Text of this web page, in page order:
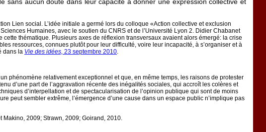
Lien social. L’idée initiale a germé lors du colloque «Action collective et exclusion
Humaines, avec le soutien du CNRS et de l’Université Lyon 2. Didier Chabanet
thématique. Plusieurs axes de réflexion transversaux avaient alors émergé: la crise
ressources, connues plutôt pour leur difficulté, voire leur incapacité, à s’organiser et à
dans la Vie des idées, 23 septembre 2010.
phénomène relativement exceptionnel et que, en même temps, les raisons de protester
d’une part de l’aggravation récente des inégalités sociales, qui accroît les colères et
d’interpellation et de spectacularisation de l’opinion publique qui sont de moins
peut sembler extrême, l’émergence d’une cause dans un espace public n’implique pas
2009; Strawn, 2009; Goirand, 2010.